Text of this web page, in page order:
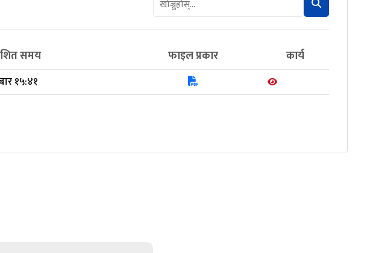
समय फाइल प्रकार कार्य
१५:४१